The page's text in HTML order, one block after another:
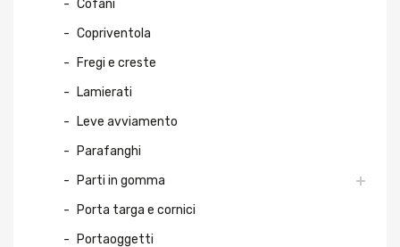
Cofani
Copriventola
Fregi e creste
Lamierati
Leve avviamento
Parafanghi
Parti in gomma
Porta targa e cornici
Portaoggetti